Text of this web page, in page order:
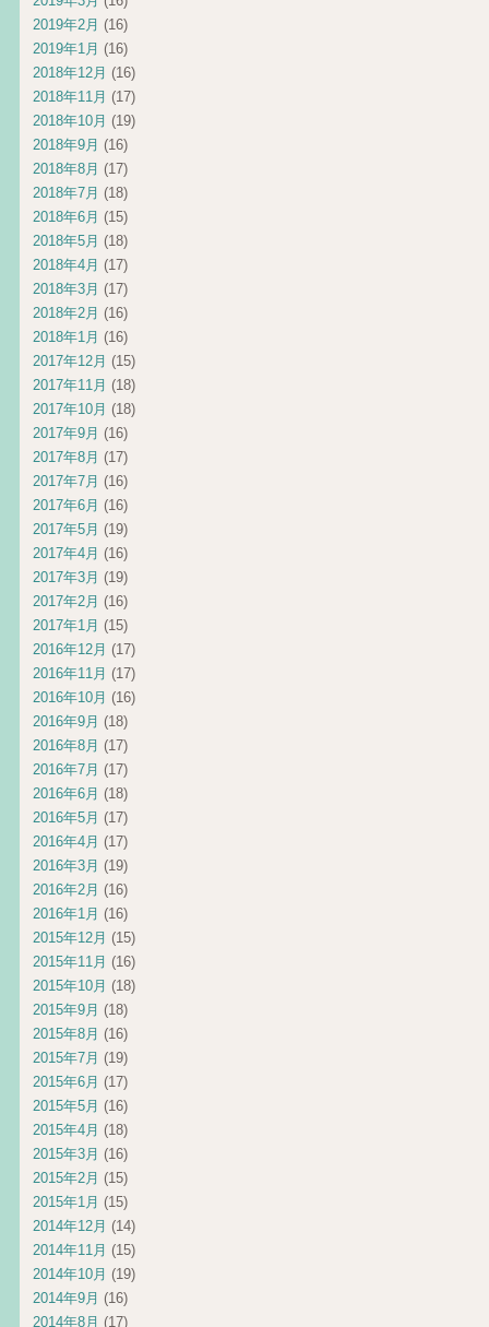
2019年2月 (16)
2019年1月 (16)
2018年12月 (16)
2018年11月 (17)
2018年10月 (19)
2018年9月 (16)
2018年8月 (17)
2018年7月 (18)
2018年6月 (15)
2018年5月 (18)
2018年4月 (17)
2018年3月 (17)
2018年2月 (16)
2018年1月 (16)
2017年12月 (15)
2017年11月 (18)
2017年10月 (18)
2017年9月 (16)
2017年8月 (17)
2017年7月 (16)
2017年6月 (16)
2017年5月 (19)
2017年4月 (16)
2017年3月 (19)
2017年2月 (16)
2017年1月 (15)
2016年12月 (17)
2016年11月 (17)
2016年10月 (16)
2016年9月 (18)
2016年8月 (17)
2016年7月 (17)
2016年6月 (18)
2016年5月 (17)
2016年4月 (17)
2016年3月 (19)
2016年2月 (16)
2016年1月 (16)
2015年12月 (15)
2015年11月 (16)
2015年10月 (18)
2015年9月 (18)
2015年8月 (16)
2015年7月 (19)
2015年6月 (17)
2015年5月 (16)
2015年4月 (18)
2015年3月 (16)
2015年2月 (15)
2015年1月 (15)
2014年12月 (14)
2014年11月 (15)
2014年10月 (19)
2014年9月 (16)
2014年8月 (17)